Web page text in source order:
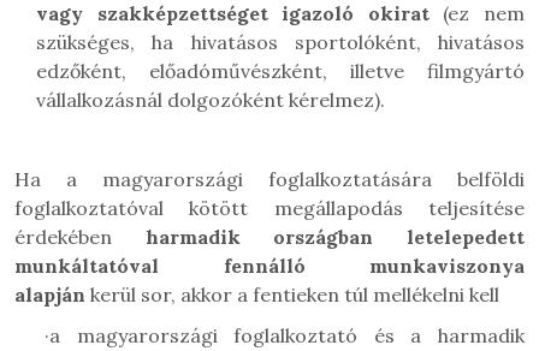
vagy szakképzettséget igazoló okirat (ez nem
szükséges, ha hivatásos sportolóként, hivatásos
edzőként, előadóművészként, illetve filmgyártó
vállalkozásnál dolgozóként kérelmez).
Ha a magyarországi foglalkoztatására belföldi
foglalkoztatóval kötött megállapodás teljesítése
érdekében harmadik országban letelepedett
munkáltatóval fennálló munkaviszonya
alapján kerül sor, akkor a fentieken túl mellékelni kell
·a magyarországi foglalkoztató és a harmadik